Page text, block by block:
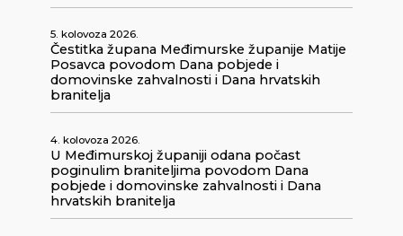
5. kolovoza 2026.
Čestitka župana Međimurske županije Matije
Posavca povodom Dana pobjede i
domovinske zahvalnosti i Dana hrvatskih
branitelja
4. kolovoza 2026.
U Međimurskoj županiji odana počast
poginulim braniteljima povodom Dana
pobjede i domovinske zahvalnosti i Dana
hrvatskih branitelja